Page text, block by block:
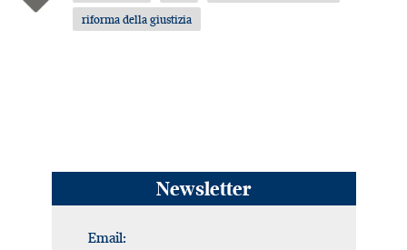
riforma della giustizia
Newsletter
Email: